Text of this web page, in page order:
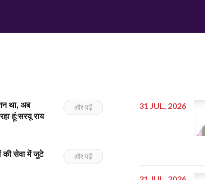
था, अब
हूं:सरयू राय
और पढ़ें
की सेवा में जुटे
और पढ़ें
31 JUL, 2026